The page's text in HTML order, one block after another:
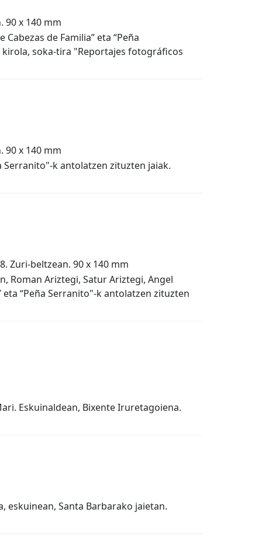
90 x 140 mm
de Familia” eta “Peña
soka-tira "Reportajes fotográficos
90 x 140 mm
Serranito"-k antolatzen zituzten jaiak.
Zuri-beltzean. 90 x 140 mm
Roman Ariztegi, Satur Ariztegi, Angel
eta “Peña Serranito"-k antolatzen zituzten
Eskuinaldean, Bixente Iruretagoiena.
eskuinean, Santa Barbarako jaietan.